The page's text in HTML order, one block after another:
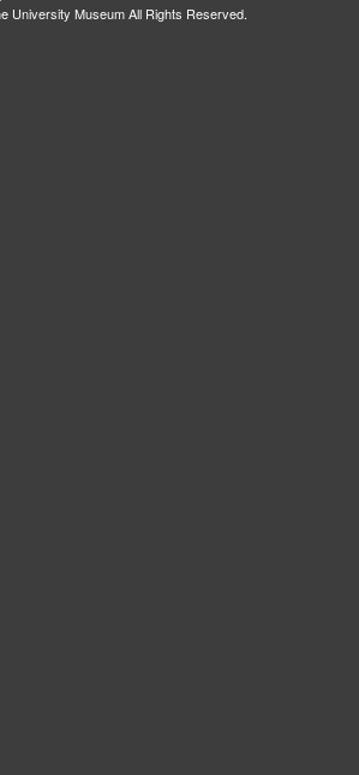
University Museum All Rights Reserved.